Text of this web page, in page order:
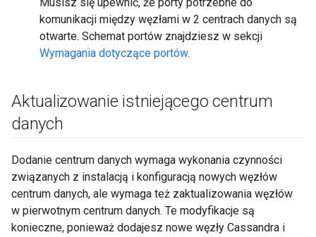
komunikacji między węzłami w 2 centrach danych są
otwarte. Schemat portów znajdziesz w sekcji
Wymagania dotyczące portów.
Aktualizowanie istniejącego centrum
danych
Dodanie centrum danych wymaga wykonania czynności
związanych z instalacją i konfiguracją nowych węzłów
centrum danych, ale wymaga też zaktualizowania węzłów
w pierwotnym centrum danych. Te modyfikacje są
konieczne, ponieważ dodajesz nowe węzły Cassandra i